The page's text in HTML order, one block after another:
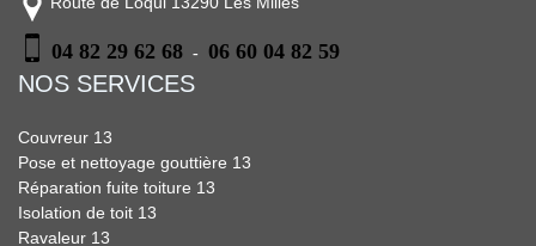
04 82 29 62 68 - 06 60 04 82 59
NOS SERVICES
Couvreur 13
Pose et nettoyage gouttière 13
Réparation fuite toiture 13
Isolation de toit 13
Ravaleur 13